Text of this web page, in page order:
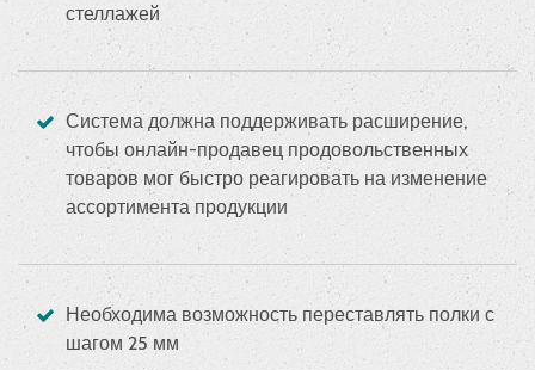
стеллажей
Система должна поддерживать расширение,
чтобы онлайн-продавец продовольственных
товаров мог быстро реагировать на изменение
ассортимента продукции
Необходима возможность переставлять полки с
шагом 25 мм